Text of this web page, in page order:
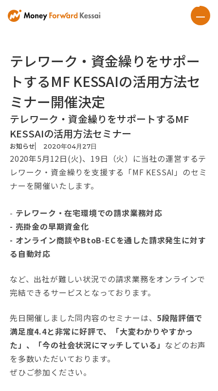
テレワーク・資金繰りをサポー
トするMF KESSAIの活用方法セ
ミナー開催決定
テレワーク・資金繰りをサポートするMF
KESSAIの活用方法セミナー
お知らせ 2020年04月 27日
2020年5月12日(火)、19日（火）に当社の運営するテ
レワーク・資金繰りを支援する「MF KESSAI」のセミ
ナーを開催いたします。
- テレワーク・在宅環境での請求業務対応
- 売掛金の早期資金化
- オンライン商談やBtoB-ECを通した請求発生に対す
る自動対応
など、出社が難しい状況での請求業務をオンラインで
完結できるサービスとなっております。
先日開催しました同内容のセミナーは、 5段階評価で
満足度4.4と非常に好評で、「大変わかりやすかっ
た」、「今の社会状況にマッチしている」 などのお声
を多数いただいております。
ぜひご参加ください。